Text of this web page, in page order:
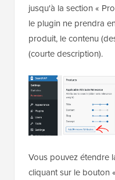
jusqu'à la section «
le plugin ne prendra
produit, le contenu
(courte description).
Vous pouvez étendre
cliquant sur le bouton